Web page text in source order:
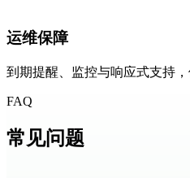
运维保障
到期提醒、监控与响应式支持，
FAQ
常见问题